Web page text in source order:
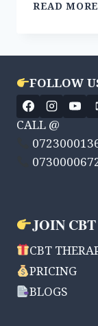
READ MORE
FOLLOW
CALL @
JOIN
CBT
PRICING
BLOGS